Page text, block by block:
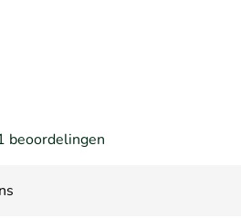
beoordelingen